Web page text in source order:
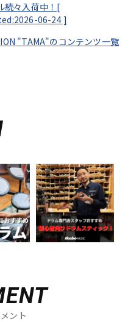
続々入荷中！[
06-24]
"TAMA"のコンテンツ一覧
ント